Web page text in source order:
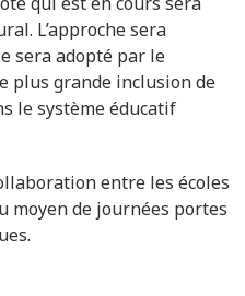
L’approche sera
sera adopté par le
plus grande inclusion de
le système éducatif
entre les écoles
moyen de journées portes